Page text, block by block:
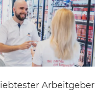
Arbeitgeber